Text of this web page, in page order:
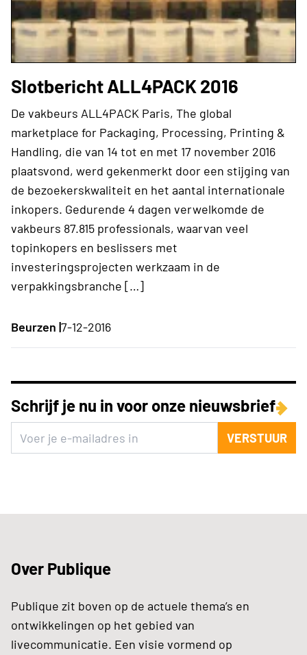
Slotbericht ALL4PACK 2016
De vakbeurs ALL4PACK Paris, The global
marketplace for Packaging, Processing, Printing &
Handling, die van 14 tot en met 17 november 2016
plaatsvond, werd gekenmerkt door een stijging van
de bezoekerskwaliteit en het aantal internationale
inkopers. Gedurende 4 dagen verwelkomde de
vakbeurs 87.815 professionals, waarvan veel
topinkopers en beslissers met
investeringsprojecten werkzaam in de
verpakkingsbranche […]
Beurzen |7-12-2016
Schrijf je nu in voor onze nieuwsbrief
VERSTUUR
Over Publique
Publique zit boven op de actuele thema’s en
ontwikkelingen op het gebied van
livecommunicatie. Een visie vormend op